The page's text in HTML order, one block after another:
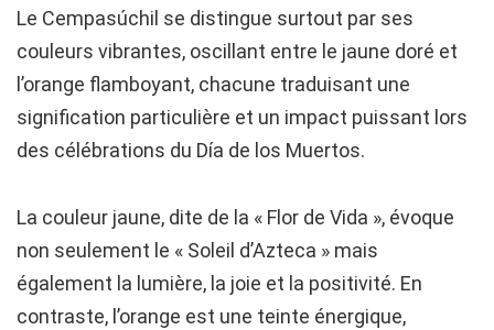
Le Cempasúchil se distingue surtout par ses
couleurs vibrantes, oscillant entre le jaune doré et
l’orange flamboyant, chacune traduisant une
signification particulière et un impact puissant lors
des célébrations du Día de los Muertos.
La couleur jaune, dite de la « Flor de Vida », évoque
non seulement le « Soleil d’Azteca » mais
également la lumière, la joie et la positivité. En
contraste, l’orange est une teinte énergique,